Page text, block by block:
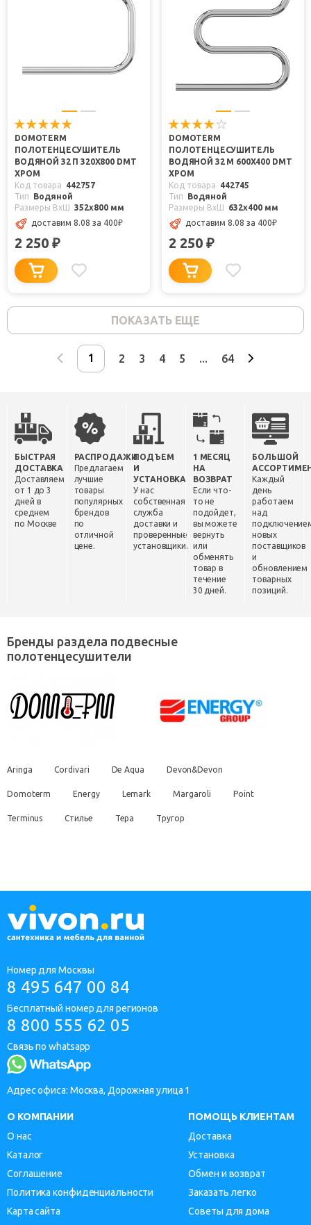
DOMOTERM
ПОЛОТЕНЦЕСУШИТЕЛЬ
ВОДЯНОЙ 32 П 320X800 DMT
ХРОМ
Код товара
442757
Тип
Водяной
Размеры ВxШ 352x800 мм
доставим 8.08 за 400₽
2 250 ₽
DOMOTERM
ПОЛОТЕНЦЕСУШИТЕЛЬ
ВОДЯНОЙ 32 М 600X400 DMT
ХРОМ
Код товара
442745
Тип
Водяной
Размеры ВxШ
632x400 мм
доставим 8.08 за 400₽
2 250 ₽
ПОКАЗАТЬ ЕЩЕ
2 3 4 5 ... 64
БЫСТРАЯ
ДОСТАВКА
Доставляем
от 1 до 3
дней в
среднем
по Москве
РАСПРОДАЖИ
Предлагаем
лучшие
товары
популярных
брендов
по
отличной
цене.
ПОДЪЕМ
И
УСТАНОВКА
У нас
собственная
служба
доставки и
проверенные
установщики.
1 МЕСЯЦ
НА
ВОЗВРАТ
Если что-
то не
подойдет,
вы можете
вернуть
или
обменять
товар в
течение
30 дней.
БОЛЬШОЙ
Каждый
день
работаем
над
новых
поставщиков
и
обновлением
товарных
позиций.
Бренды раздела подвесные
полотенцесушители
Aringa Cordivari De Aqua Devon&Devon
Domoterm Energy Lemark Margaroli Point
Terminus Стилье Тера Тругор
Номер для Москвы
8 495 647 00 84
Бесплатный номер для регионов
8 800 555 62 05
Связь по whatsapp
Адрес офиса: Москва, Дорожная улица 1
О КОМПАНИИ
О нас
Каталог
Соглашение
Политика конфиденциальности
Карта сайта
ПОМОЩЬ КЛИЕНТАМ
Доставка
Установка
Обмен и возврат
Заказать легко
Советы для дома